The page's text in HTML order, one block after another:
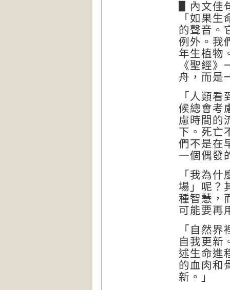
▋內文佳
「如果
的聲音。
例外。我
年生植物
《聖經
舟，而是
「人類
候總會考
慮時間的
下。死亡
們不是在
一個偶發
「我為
場」呢？
種智慧，
可能要再
「自然
自我更新
述生命進
的血肉和
新。」